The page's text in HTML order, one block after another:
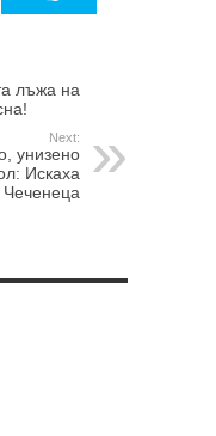
лъжа на
Next:
унизено
Искаха